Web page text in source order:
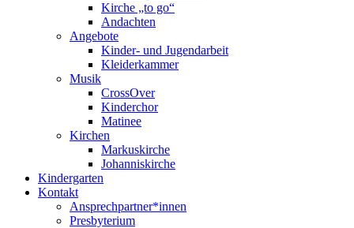
Kirche „to go“
Andachten
Angebote
Kinder- und Jugendarbeit
Kleiderkammer
Musik
CrossOver
Kinderchor
Matinee
Kirchen
Markuskirche
Johanniskirche
Kindergarten
Kontakt
Ansprechpartner*innen
Presbyterium